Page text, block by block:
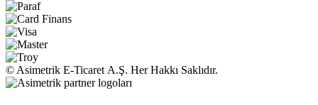
© Asimetrik E‑Ticaret A.Ş. Her Hakkı Saklıdır.